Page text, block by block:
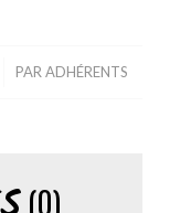
PAR ADHÉRENTS
(0)